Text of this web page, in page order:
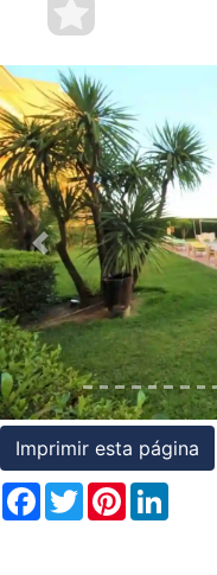
Contacte-
nos
Termos
e
Condições
Testemunhos
Assessoria
Jurídica
Previous
Imprimir esta página
Facebook
TwitterPinterest